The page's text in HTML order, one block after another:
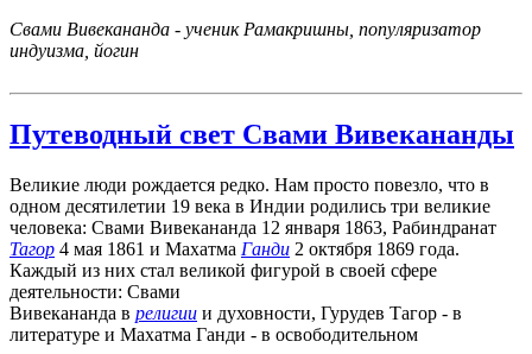
Свами Вивекананда - ученик Рамакришны, популяризатор
индуизма, йогин
Путеводный свет Свами Вивекананды
Великие люди рождается редко. Нам просто повезло, что в
одном десятилетии 19 века в Индии родились три великие
человека: Свами Вивекананда 12 января 1863, Рабиндранат
Тагор 4 мая 1861 и Махатма Ганди 2 октября 1869 года.
Каждый из них стал великой фигурой в своей сфере
деятельности: Свами
Вивекананда в религии и духовности, Гурудев Тагор - в
литературе и Махатма Ганди - в освободительном